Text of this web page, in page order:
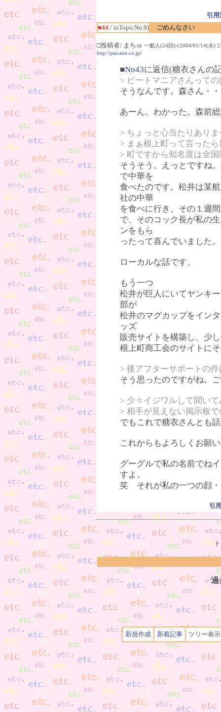
引
■44 / inTopicNo.9) ごめんなさい
□投稿者/ まちゅ 一般人(24回)-(2004/01/14(水)
http://pas.ann.co.jp/
■No43に返信(糖衣さんの
> ビートマニアさんって
そうなんです。森さん・
あーん。わかった。森前
> ちょっと心当たりあり
> まぁ根上町って言った
> 町ですから知名度は全
そうそう。えっとですね
で中華を
食べたのです。松井は某
社の中華
を食べに行き、その１週
で、そのコック長が私の
ンをもら
ったって喜んでいました。
ローカルな話です。
もう一つ
松井が巨人にいてヤンキ
部が
松井のマグカップをイン
ッズ
販売サイトを構築し、少
根上町商工会のサイトに
> 後アフターサポートの
そう思ったのですがね。
> 少々イジワルして聞い
> 相手が見えない掲示板
でもこれで糖衣さんとも
これからもよろしくお願
グーグルで私の名前でね
すよ。
笑 それが私の一つの顔
引
過
新規作成 新着記事 ツリー表示